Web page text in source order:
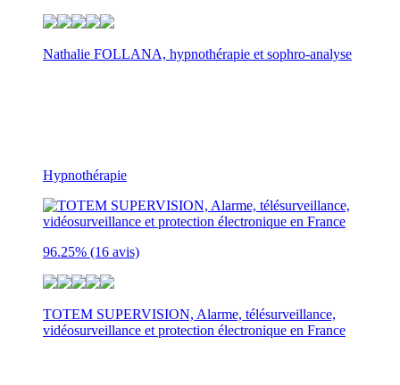
Nathalie FOLLANA, hypnothérapie et sophro-analyse
Hypnothérapie
96.25% (16 avis)
TOTEM SUPERVISION, Alarme, télésurveillance,
vidéosurveillance et protection électronique en France